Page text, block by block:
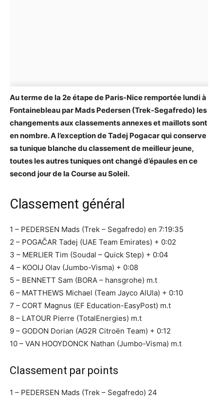
Au terme de la 2e étape de Paris-Nice remportée lundi à
Fontainebleau par Mads Pedersen (Trek-Segafredo) les
changements aux classements annexes et maillots sont
en nombre. A l’exception de Tadej Pogacar qui conserve
sa tunique blanche du classement de meilleur jeune,
toutes les autres tuniques ont changé d’épaules en ce
second jour de la Course au Soleil.
Classement général
1 – PEDERSEN Mads (Trek – Segafredo) en 7:19:35
2 – POGAČAR Tadej (UAE Team Emirates) + 0:02
3 – MERLIER Tim (Soudal – Quick Step) + 0:04
4 – KOOIJ Olav (Jumbo-Visma) + 0:08
5 – BENNETT Sam (BORA – hansgrohe) m.t
6 – MATTHEWS Michael (Team Jayco AlUla) + 0:10
7 – CORT Magnus (EF Education-EasyPost) m.t
8 – LATOUR Pierre (TotalEnergies) m.t
9 – GODON Dorian (AG2R Citroën Team) + 0:12
10 – VAN HOOYDONCK Nathan (Jumbo-Visma) m.t
Classement par points
1 – PEDERSEN Mads (Trek – Segafredo) 24